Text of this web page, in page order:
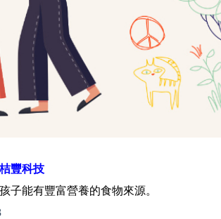
豐科技
子能有豐富營養的食物來源。